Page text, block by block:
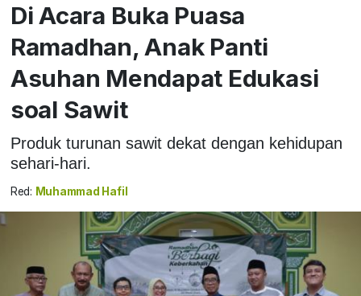
Di Acara Buka Puasa
Ramadhan, Anak Panti
Asuhan Mendapat Edukasi
soal Sawit
Produk turunan sawit dekat dengan kehidupan
sehari-hari.
Red: Muhammad Hafil